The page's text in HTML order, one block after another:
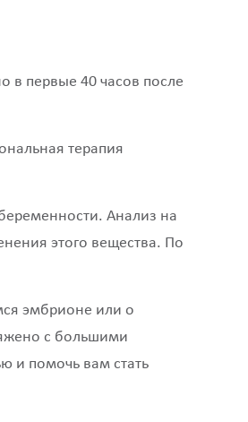
в первые 40 часов после
терапия
Анализ на
этого вещества. По
эмбрионе или о
с большими
и помочь вам стать